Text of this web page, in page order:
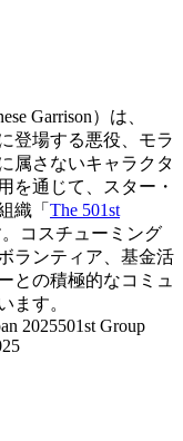
Garrison）は、
登場する悪役、モラ
属さないキャラクタ
を通じて、スター・
織「 The 501st
コスチューミング
ランティア、基金活
との積極的なコミュ
ます。
501st Group